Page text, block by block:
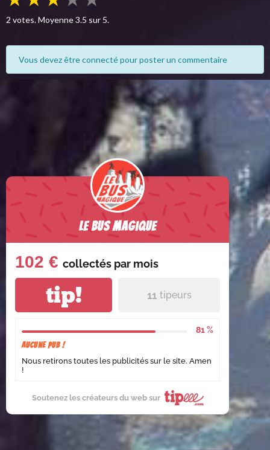
2 votes. Moyenne3.5 sur 5.
Vous devez être connecté pour poster un commentaire
Le Bus Magique
102 € collectés par mois
tip! 11 tipeurs
81 %
Aucune pub !
Nous retirons toutes les publicités sur le site. Amen
!
Soutenez les créateurs du web sur